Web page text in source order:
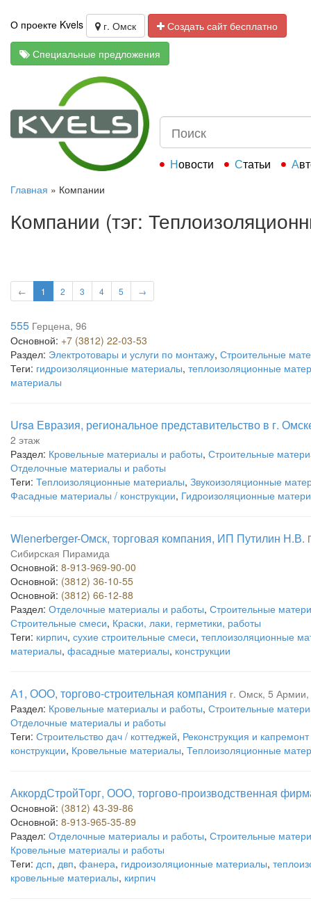
О проекте Kvels г. Омск
Создать сайт бесплатно
Специальные предложения
Новости Статьи
Главная » Компании
Компании (тэг:
← 1 2 3 4 5 →
555 Герцена, 96
Основной: +7 (3812) 22-03-53
Раздел: Электротовары и услуги по монтажу, Строительные
Теги: гидроизоляционные материалы, теплоизоляционные
материалы
Ursa Евразия, региональное представительство в г.
2 этаж
Раздел: Кровельные материалы и работы, Строительные
Отделочные материалы и работы
Теги: Теплоизоляционные материалы, Звукоизоляционные
Фасадные материалы / конструкции, Гидроизоляционные
Wienerberger-Омск, торговая компания, ИП Путилин Н.В.
Сибирская Пирамида
Основной: 8-913-969-90-00
Основной: (3812) 36-10-55
Основной: (3812) 66-12-88
Раздел: Отделочные материалы и работы, Строительные
Строительные смеси, Краски, лаки, герметики, работы
Теги: кирпич, сухие строительные смеси, теплоизоляционные
материалы, фасадные материалы, конструкции
А1, ООО, торгово-строительная компания г. Омск, 5
Раздел: Кровельные материалы и работы, Строительные
Отделочные материалы и работы
Теги: Строительство дач / коттеджей, Реконструкция и
конструкции, Кровельные материалы, Теплоизоляционные
АккордСтройТорг, ООО, торгово-производственная
Основной: (3812) 43-39-86
Основной: 8-913-965-35-89
Раздел: Отделочные материалы и работы, Строительные
Кровельные материалы и работы
Теги: дсп, двп, фанера, гидроизоляционные материалы,
кровельные материалы, кирпич